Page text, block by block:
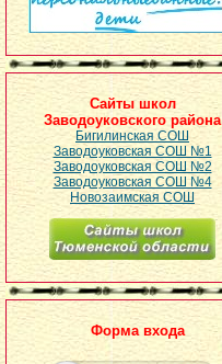
Сайты школ
Заводоуковского района
Бигилинская СОШ
Заводоуковская СОШ №1
Заводоуковская СОШ №2
Заводоуковская СОШ №4
Новозаимская СОШ
Форма входа